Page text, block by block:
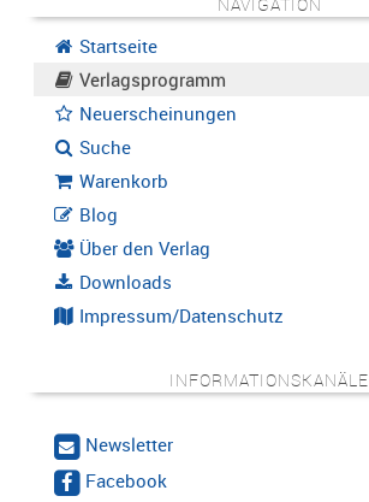
Startseite
Verlagsprogramm
Neuerscheinungen
Suche
Warenkorb
Blog
Über den Verlag
Downloads
Impressum/Datenschutz
INFORMATIONSKANÄLE
Newsletter
Facebook